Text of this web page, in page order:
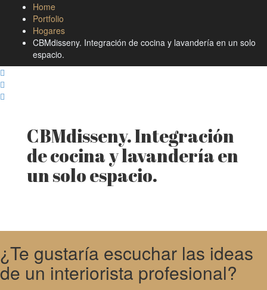
Home
Portfolio
Hogares
CBMdisseny. Integración de cocina y lavandería en un solo
espacio.
CBMdisseny. Integración
de cocina y lavandería en
un solo espacio.
¿Te gustaría escuchar las ideas
de un interiorista profesional?